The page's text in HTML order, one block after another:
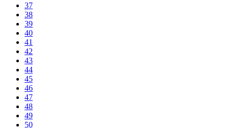
37
38
39
40
41
42
43
44
45
46
47
48
49
50